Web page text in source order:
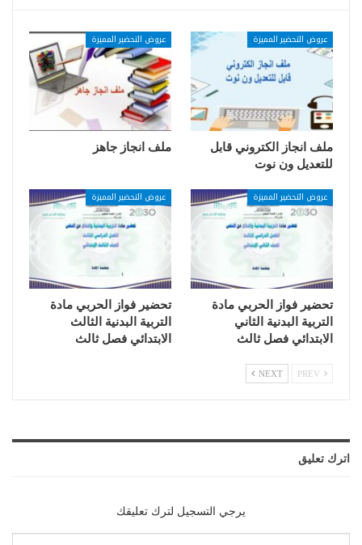
عروض التحضير المميزة
ملف انجاز الكتروني قابل
للتعديل ون نوت
عروض التحضير المميزة
ملف انجاز جاهز
عروض التحضير المميزة
تحضير فواز الحربي مادة
التربية البدنية الثاني
الابتدائي فصل ثالث
عروض التحضير المميزة
تحضير فواز الحربي مادة
التربية البدنية الثالث
الابتدائي فصل ثالث
NEXT
اترك تعليق
يرجي التسجيل لترك تعليقك